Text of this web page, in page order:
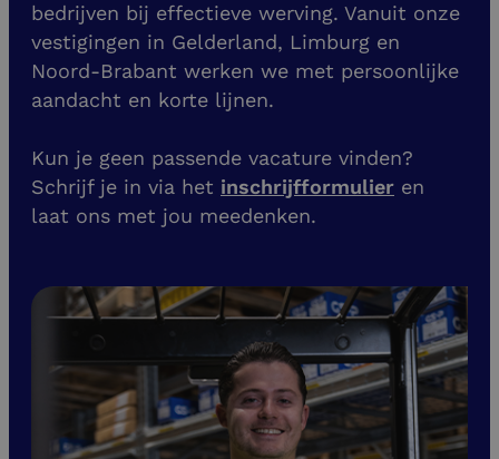
bedrijven bij effectieve werving. Vanuit onze
vestigingen in Gelderland, Limburg en
Noord-Brabant werken we met persoonlijke
aandacht en korte lijnen.
Kun je geen passende vacature vinden?
Schrijf je in via het inschrijfformulier en
laat ons met jou meedenken.